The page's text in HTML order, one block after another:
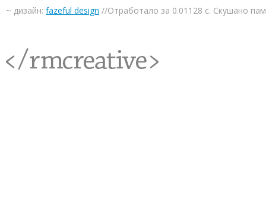
~ дизайн: fazeful design //Отработало за 0.01128 с. Скушано
<rmcreative/>